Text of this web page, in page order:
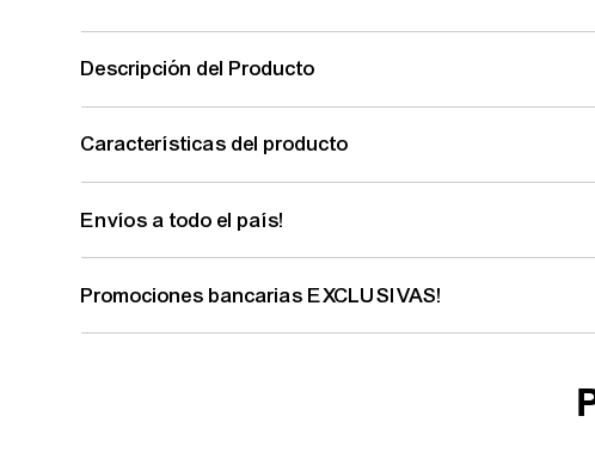
Descripción del Producto
Características del producto
Envíos a todo el país!
Promociones bancarias EXCLUSIVAS!